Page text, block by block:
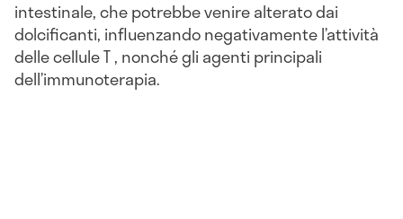
intestinale, che potrebbe venire alterato dai
dolcificanti, influenzando negativamente l’attività
delle cellule T , nonché gli agenti principali
dell’immunoterapia.